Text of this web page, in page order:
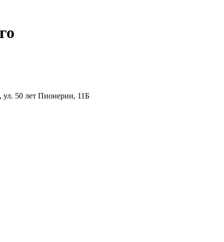
50 лет Пионерии, 11Б